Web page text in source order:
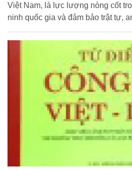
Việt Nam, là lực lượng nòng cốt
ninh quốc gia và đảm bảo trật tự,
mới, hội nhập với nền kinh tế thế
tế thị trường định hướng Xã hội
xây dựng và bảo vệ Tổ quốc đối
thách thức mới...